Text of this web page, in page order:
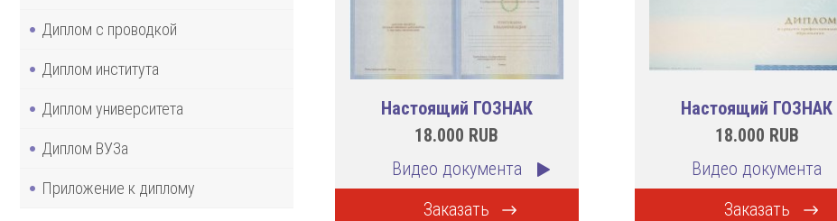
Диплом с проводкой
Диплом института
Диплом университета
Диплом ВУЗа
Приложение к диплому
Настоящий ГОЗНАК
18.000 RUB
Видео документа
Заказать
Настоящий ГОЗНАК
18.000 RUB
Видео документа
Заказать